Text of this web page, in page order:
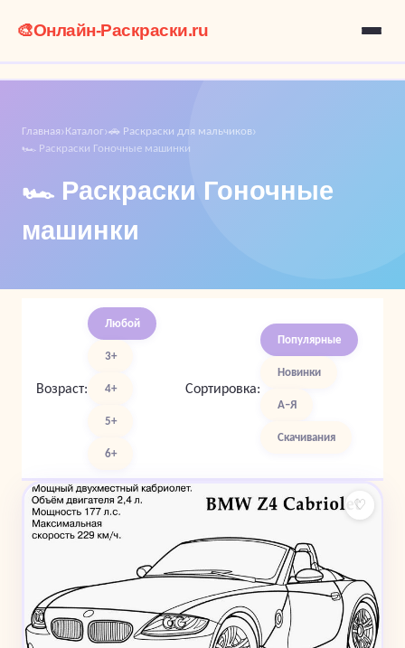
🎨Онлайн-Раскраски.ru
Главная›Каталог›🚗 Раскраски для мальчиков›
🏎️ Раскраски Гоночные машинки
🏎️ Раскраски Гоночные
машинки
Возраст:
Любой
3+
4+
5+
6+
Сортировка:
Популярные
Новинки
А–Я
Скачивания
♡